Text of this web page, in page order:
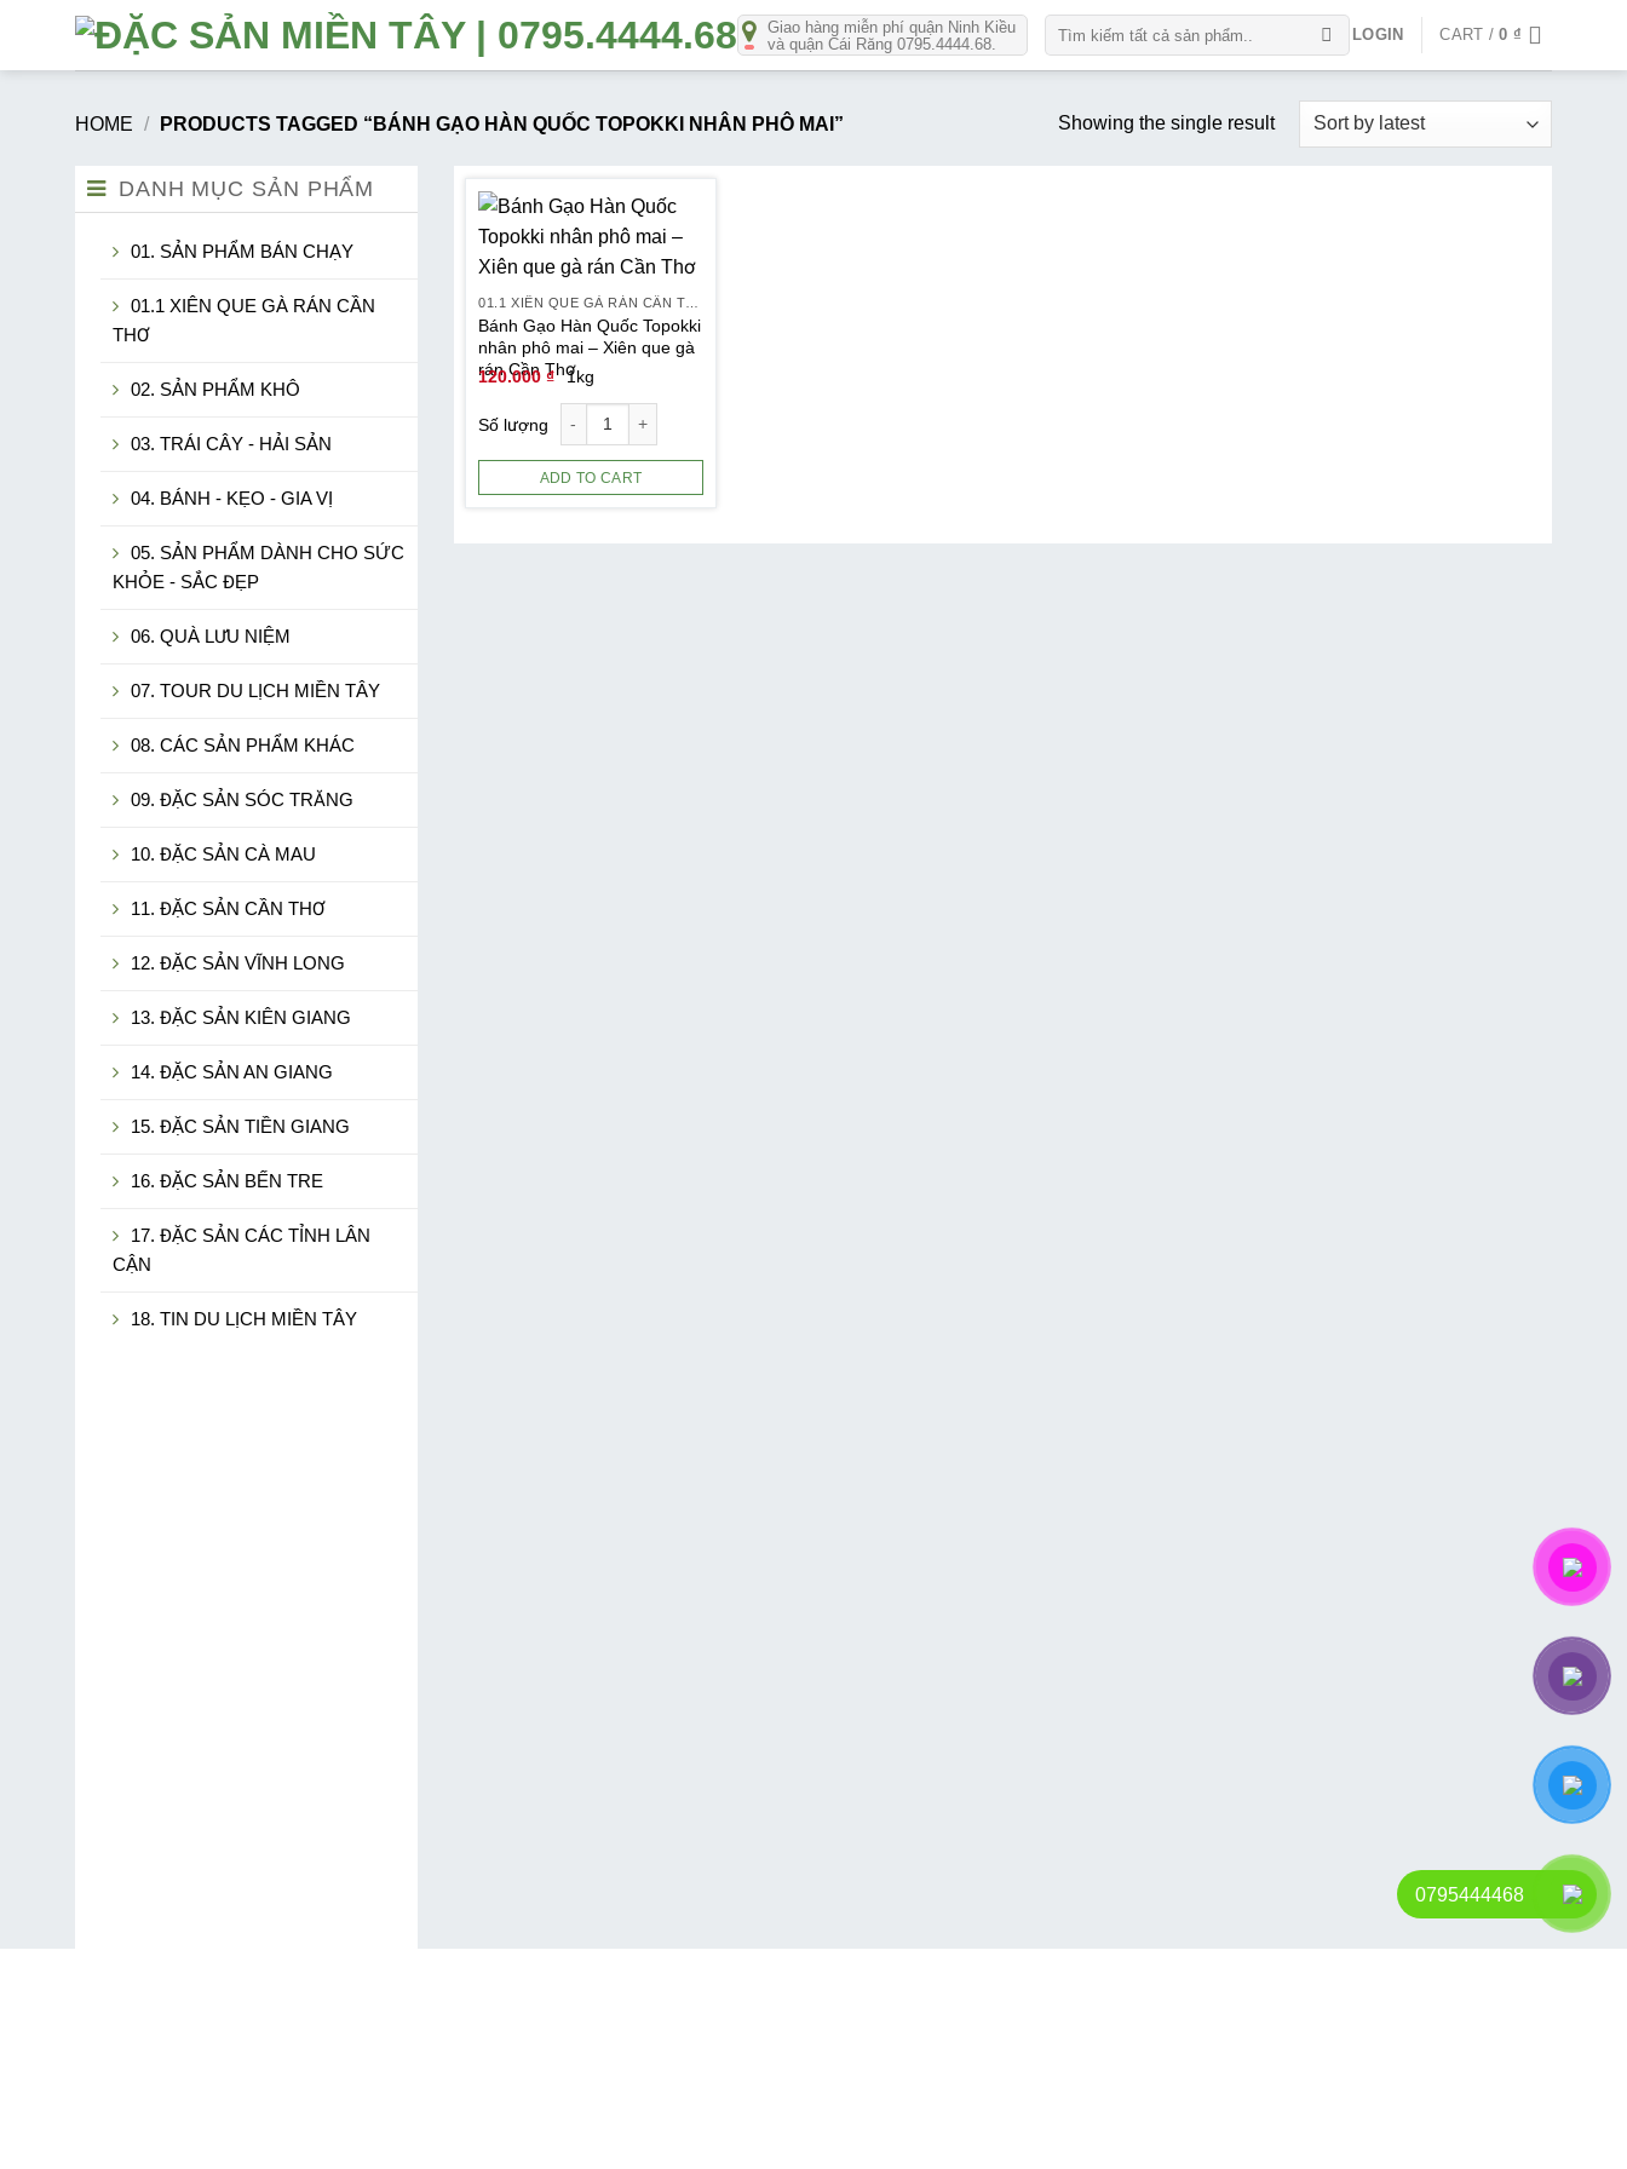
Giao hàng miễn phí quận Ninh Kiều
và quận Cái Răng 0795.4444.68.
LOGIN CART /0 ₫
HOME / PRODUCTS TAGGED “BÁNH GẠO HÀN QUỐC TOPOKKI NHÂN PHÔ MAI” Showing the single result
DANH MỤC SẢN PHẨM
01. SẢN PHẨM BÁN CHẠY
01.1 XIÊN QUE GÀ RÁN CẦN
THƠ
02. SẢN PHẨM KHÔ
03. TRÁI CÂY - HẢI SẢN
04. BÁNH - KẸO - GIA VỊ
05. SẢN PHẨM DÀNH CHO SỨC
KHỎE - SẮC ĐẸP
06. QUÀ LƯU NIỆM
07. TOUR DU LỊCH MIỀN TÂY
08. CÁC SẢN PHẨM KHÁC
09. ĐẶC SẢN SÓC TRĂNG
10. ĐẶC SẢN CÀ MAU
11. ĐẶC SẢN CẦN THƠ
12. ĐẶC SẢN VĨNH LONG
13. ĐẶC SẢN KIÊN GIANG
14. ĐẶC SẢN AN GIANG
15. ĐẶC SẢN TIỀN GIANG
16. ĐẶC SẢN BẾN TRE
17. ĐẶC SẢN CÁC TỈNH LÂN
CẬN
18. TIN DU LỊCH MIỀN TÂY
Bánh Gạo Hàn Quốc Topokki
nhân phô mai – Xiên que gà
rán Cần Thơ
120.000₫ 1kg
ADD TO CART
0795444468